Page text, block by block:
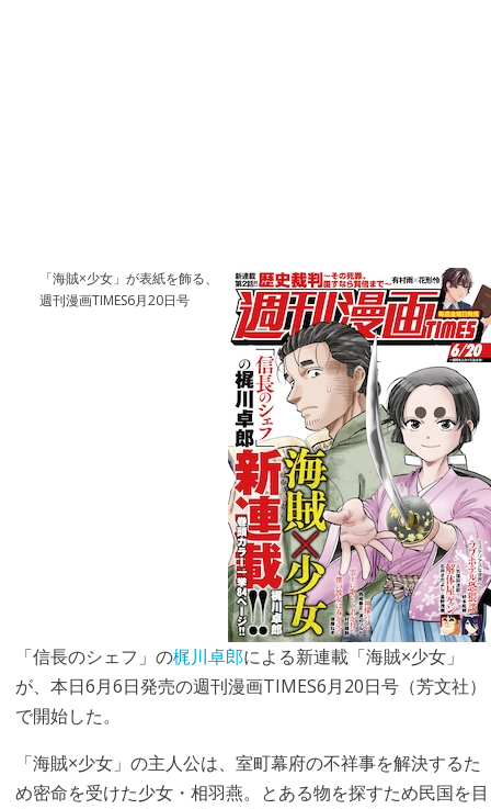
「海賊×少女」が表紙を飾る、
週刊漫画TIMES6月20日号
「信長のシェフ」の梶川卓郎による新連載「海賊×少女」
が、本日6月6日発売の週刊漫画TIMES6月20日号（芳文社）
で開始した。
「海賊×少女」の主人公は、室町幕府の不祥事を解決するた
め密命を受けた少女・相羽燕。とある物を探すため民国を目